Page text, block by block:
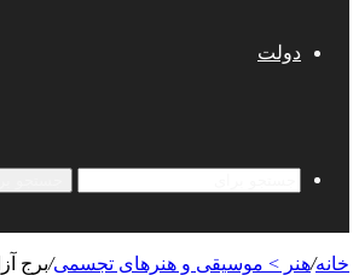
دولت
خانه/هنر > موسیقی و هنرهای تجسمی/برج